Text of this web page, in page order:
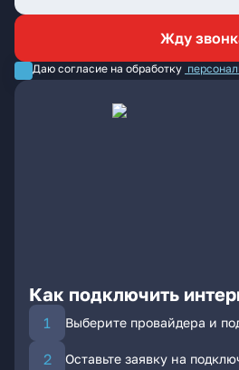
Жду
Даю согласие на обработку
Как подключить
Выберите провайдера и
Оставьте заявку на